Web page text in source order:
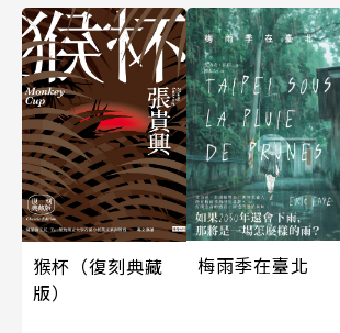
猴杯（復刻典藏
版）
梅雨季在臺北